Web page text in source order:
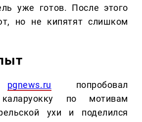
уже готов. После этого
но не кипятят слишком
pgnews.ru попробовал
каларуокку по мотивам
ухи и поделился